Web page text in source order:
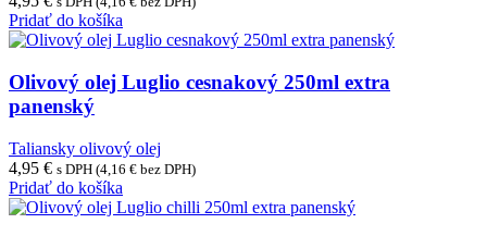
Pridať do košíka
Olivový olej Luglio cesnakový 250ml extra
panenský
Taliansky olivový olej
4,95 € s DPH (4,16 € bez DPH)
Pridať do košíka